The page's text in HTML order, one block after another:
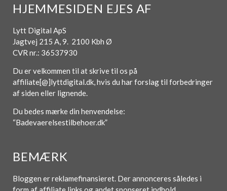
HJEMMESIDEN EJES AF
Lytt Digital ApS
Jagtvej 215 A, 9. 2100 Kbh Ø
CVR nr.: 36537930
Du er velkommen til at skrive til os på
affiliate[@]lyttdigital.dk, hvis du har forslag til forbedringer
af siden eller lignende.
Du bedes mærke din henvendelse:
“Badevaerelsestilbehoer.dk”
BEMÆRK
Bloggen er reklamefinansieret. Der annonceres således i